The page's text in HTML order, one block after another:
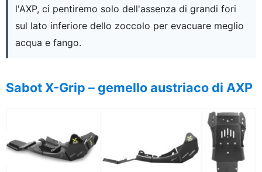
l'AXP, ci pentiremo solo dell'assenza di grandi fori
sul lato inferiore dello zoccolo per evacuare meglio
acqua e fango.
Sabot X-Grip – gemello austriaco di AXP